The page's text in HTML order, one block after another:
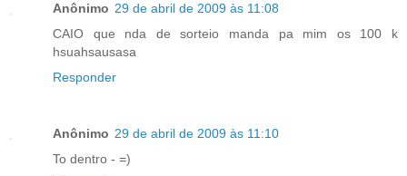
Anônimo 29 de abril de 2009 às 11:08
CAIO que nda de sorteio manda pa mim os 100 k
hsuahsausasa
Responder
Anônimo 29 de abril de 2009 às 11:10
To dentro - =)